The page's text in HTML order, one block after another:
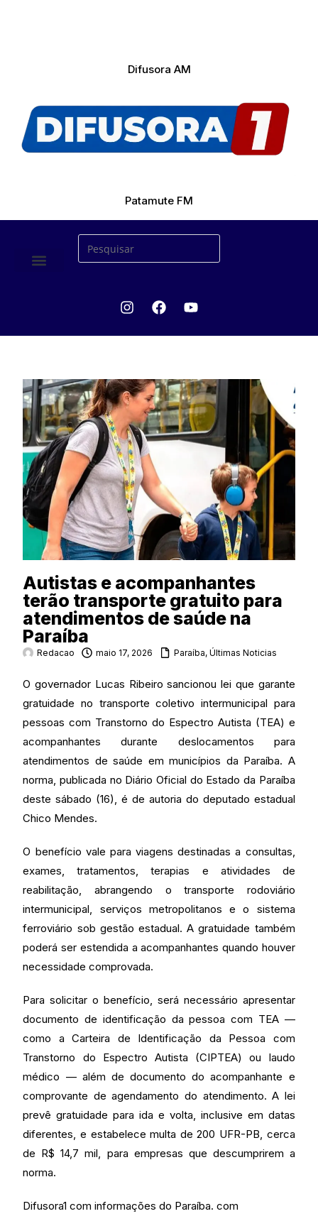
Difusora AM
Patamute FM
Autistas e acompanhantes
terão transporte gratuito para
atendimentos de saúde na
Paraíba
Redacao maio 17, 2026 Paraíba,Últimas Noticias
O governador Lucas Ribeiro sancionou lei que garante
gratuidade no transporte coletivo intermunicipal para
pessoas com Transtorno do Espectro Autista (TEA) e
acompanhantes durante deslocamentos para
atendimentos de saúde em municípios da Paraíba. A
norma, publicada no Diário Oficial do Estado da Paraíba
deste sábado (16), é de autoria do deputado estadual
Chico Mendes.
O benefício vale para viagens destinadas a consultas,
exames, tratamentos, terapias e atividades de
reabilitação, abrangendo o transporte rodoviário
intermunicipal, serviços metropolitanos e o sistema
ferroviário sob gestão estadual. A gratuidade também
poderá ser estendida a acompanhantes quando houver
necessidade comprovada.
Para solicitar o benefício, será necessário apresentar
documento de identificação da pessoa com TEA —
como a Carteira de Identificação da Pessoa com
Transtorno do Espectro Autista (CIPTEA) ou laudo
médico — além de documento do acompanhante e
comprovante de agendamento do atendimento. A lei
prevê gratuidade para ida e volta, inclusive em datas
diferentes, e estabelece multa de 200 UFR-PB, cerca
de R$ 14,7 mil, para empresas que descumprirem a
norma.
Difusora1 com informações do Paraíba. com